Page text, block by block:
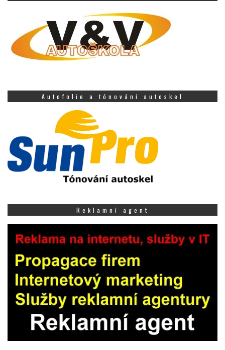
Autofolie a tónování autoskel
Reklamní agent